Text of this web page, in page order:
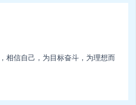
相信自己，为目标奋斗，为理想而